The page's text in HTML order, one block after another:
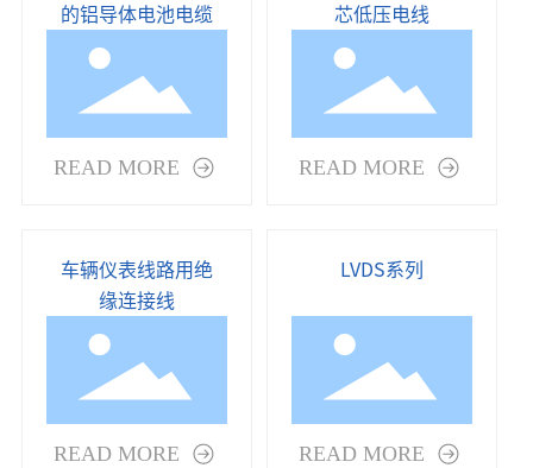
的铝导体电池电缆
READ MORE
芯低压电线
READ MORE
车辆仪表线路用绝
缘连接线
READ MORE
LVDS系列
READ MORE